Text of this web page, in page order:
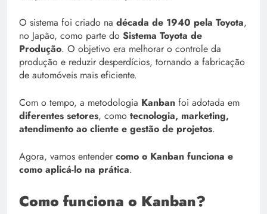
O sistema foi criado na década de 1940 pela Toyota,
no Japão, como parte do Sistema Toyota de
Produção. O objetivo era melhorar o controle da
produção e reduzir desperdícios, tornando a fabricação
de automóveis mais eficiente.
Com o tempo, a metodologia Kanban foi adotada em
diferentes setores, como tecnologia, marketing,
atendimento ao cliente e gestão de projetos.
Agora, vamos entender como o Kanban funciona e
como aplicá-lo na prática.
Como funciona o Kanban?